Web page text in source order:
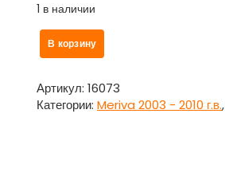
1 в наличии
Количество
товара
с
торпедо
В корзину
Артикул: 16073
Категории: Meriva 2003 - 2010 г.в.,